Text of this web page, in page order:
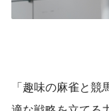
「趣味の麻雀と